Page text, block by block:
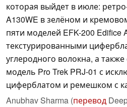
которая выйдет в июле:
A130WE в зелёном и
пяти моделей EFK-200 Edifice
текстурированными
углеродного волокна, а
модель Pro Trek PRJ-01 с
циферблатом и ремешком с
Anubhav Sharma (перевод